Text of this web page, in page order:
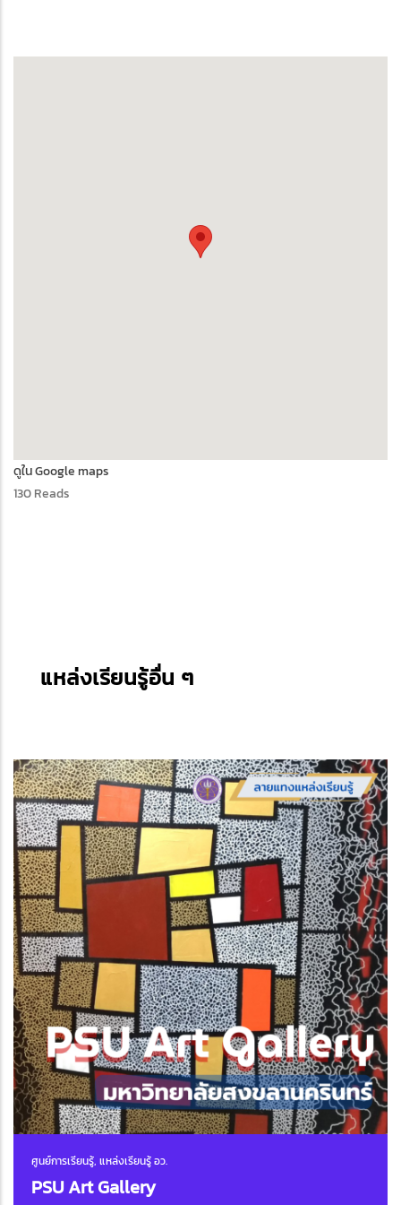
ดูใน Google maps
130 Reads
แหล่งเรียนรู้อื่น ๆ
ศูนย์การเรียนรู้, แหล่งเรียนรู้ อว.
PSU Art Gallery